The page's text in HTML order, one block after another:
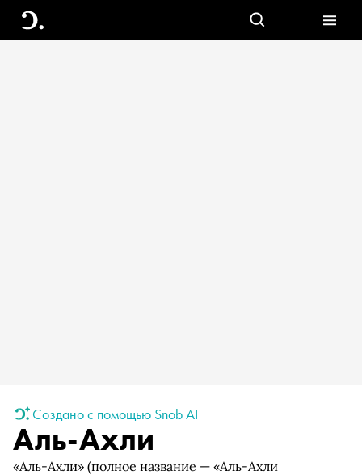
Создано с помощью Snob AI
Аль-Ахли
«Аль-Ахли» (полное название — «Аль-Ахли